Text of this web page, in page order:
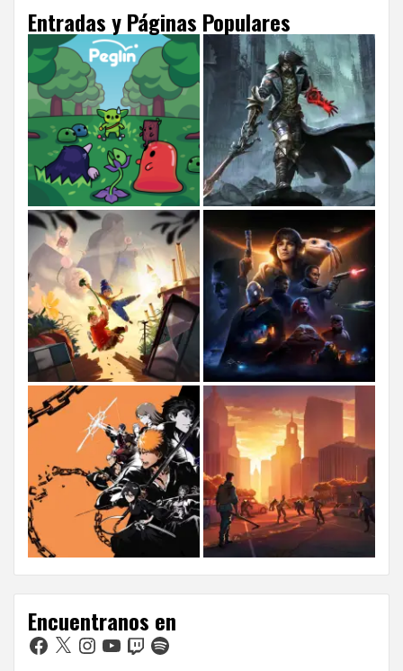
Entradas y Páginas Populares
Encuentranos en
Facebook
X Instagram
YouTubeTwitchSpotify